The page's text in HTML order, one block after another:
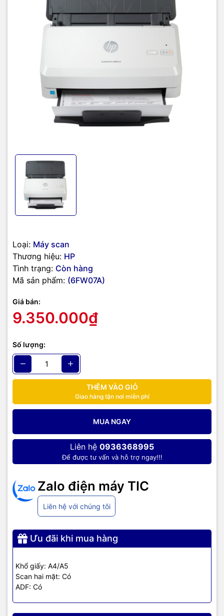
Loại: Máy scan
Thương hiệu: HP
Tình trạng: Còn hàng
Mã sản phẩm: (6FW07A)
Giá bán:
9.350.000₫
Số lượng:
THÊM VÀO GIỎ
Giao hàng tận nơi miễn phí
MUA NGAY
Liên hệ 0936368995
Để được tư vấn và hỗ trợ ngay!!!
Zalo điện máy TIC
Liên hệ với chúng tôi
Ưu đãi khi mua hàng
Khổ giấy: A4/A5
Scan hai mặt: Có
ADF: Có
Thiết kế gọn gàng
nhiều vị trí trong không gian gia đình, hoặc văn phòng, tiết kiệm
không gian cho những mục đích sử dụng khác.
Thao tác đơn giản chỉ với Nút Chụp quét, nút Nguồn với đèn LED
và đèn LED để báo lỗi.
Các tính năng nổi bật của
quét
Scan 2 mặt tiên tiến, các máy quét thông thường không có khả
năng quét 2 mặt, người dùng thường mất thời gian đảo lại mặt
bằng tay, còn vớimáy scan HPcó tính năng quét 2 mặt chỉ với
một lần quét, tiết kiệm thời gian và công sức.
Với OCR cài đặt sẵn, người dùng có thể dễ dàng chuyển các bản
chụp thành văn bản để có thể chỉnh sửa và lưu lai thành tập tin
một bản file mềm để lưu trữ thì không cần thông qua các bước kết
nối rườm rà thông qua các máy tính để bàn hay laptop,
HP ScanJet Pro 3000 s4 (6FW07A